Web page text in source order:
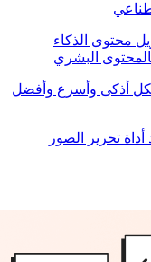
محتوى الذكاء
البشري
أذكى وأسرع وأفضل
أداة تحرير الصور